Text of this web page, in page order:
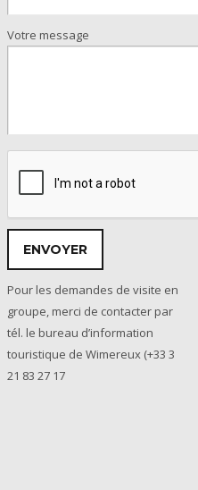
Votre message
Pour les demandes de visite en
groupe, merci de contacter par
tél. le bureau d’information
touristique de Wimereux (+33 3
21 83 27 17